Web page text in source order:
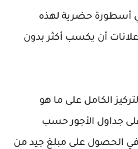
أسطورة حضرية لهذه
أن يكسب أكثر بدون
الكامل على ما هو
جداول الأجور حسب
الحصول على مبلغ جيد من